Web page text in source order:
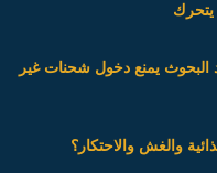
يتحرك
يمنع دخول شحنات غير
والغش والاحتكار؟